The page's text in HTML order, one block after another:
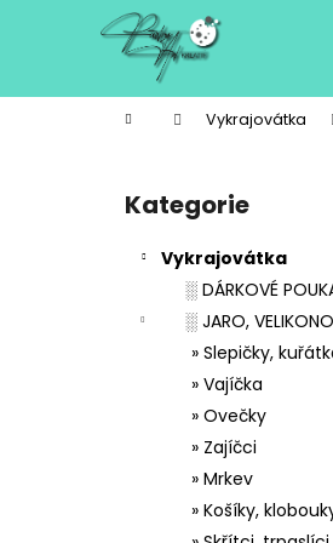
Domů Vykrajovátka
Přeskočit
kategorie
Kategorie
Vykrajovátka
░ DÁRKOVÉ
░ JARO,
» Slepičky,
» Vajíčka
» Ovečky
» Zajíčci
» Mrkev
» Košíky,
í
Zpět
do
Zpět
do